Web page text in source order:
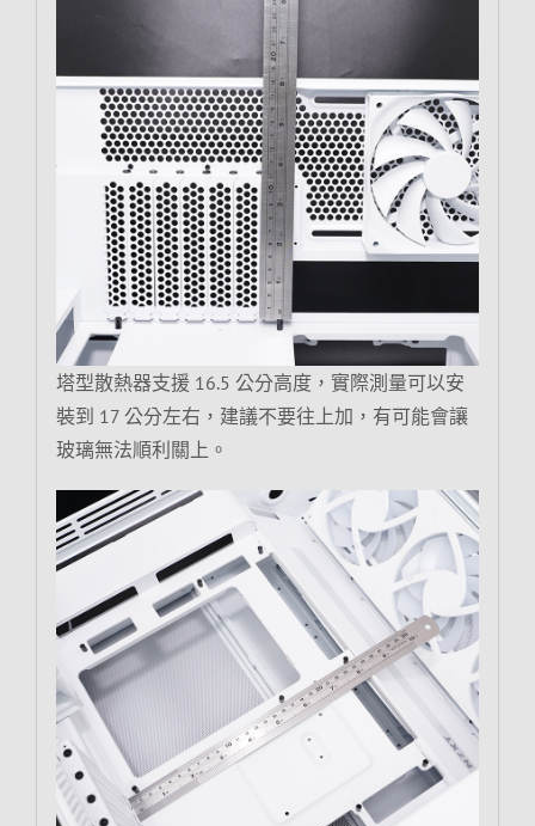
塔型散熱器支援 16.5 公分高度，實際測量可以安
裝到 17 公分左右，建議不要往上加，有可能會讓
玻璃無法順利關上。